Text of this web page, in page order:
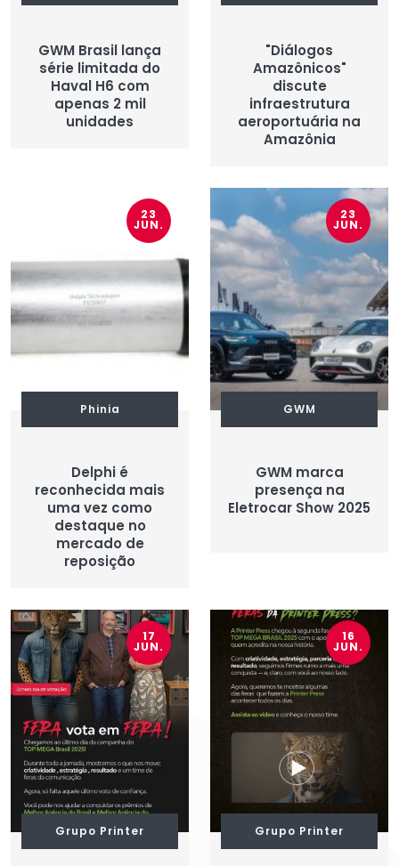
GWM Brasil lança
série limitada do
Haval H6 com
apenas 2 mil
unidades
"Diálogos
Amazônicos"
discute
infraestrutura
aeroportuária na
Amazônia
23
JUN.
Phinia
Delphi é
reconhecida mais
uma vez como
destaque no
mercado de
reposição
23
JUN.
GWM
GWM marca
presença na
Eletrocar Show 2025
17
JUN.
Grupo Printer
16
JUN.
Grupo Printer